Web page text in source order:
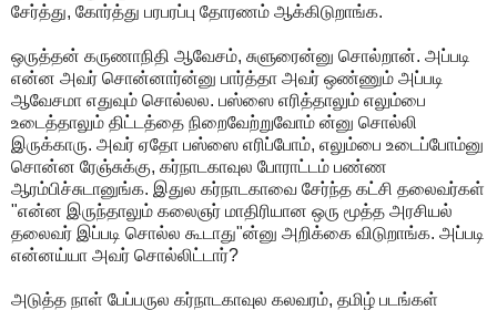
சேர்த்து, கோர்த்து பரபரப்பு தோரணம் ஆக்கிடுறாங்க.
ஒருத்தன் கருணாநிதி ஆவேசம், சுளுரைன்னு சொல்றான். அப்படி
என்ன அவர் சொன்னார்ன்னு பார்த்தா அவர் ஒண்ணும் அப்படி
ஆவேசமா எதுவும் சொல்லல. பஸ்ஸை எரித்தாலும் எலும்பை
உடைத்தாலும் திட்டத்தை நிறைவேற்றுவோம் ன்னு சொல்லி
இருக்காரு. அவர் ஏதோ பஸ்ஸை எரிப்போம், எலும்பை உடைப்போம்னு
சொன்ன ரேஞ்சுக்கு, கர்நாடகாவுல போராட்டம் பண்ண
ஆரம்பிச்சுடானுங்க. இதுல கர்நாடகாவை சேர்ந்த கட்சி தலைவர்கள்
"என்ன இருந்தாலும் கலைஞர் மாதிரியான ஒரு மூத்த அரசியல்
தலைவர் இப்படி சொல்ல கூடாது"ன்னு அறிக்கை விடுறாங்க. அப்படி
என்னய்யா அவர் சொல்லிட்டார்?
அடுத்த நாள் பேப்பருல கர்நாடகாவுல கலவரம், தமிழ் படங்கள்